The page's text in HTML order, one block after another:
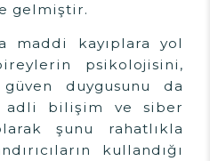
gelmiştir.
maddi kayıplara yol
psikolojisini,
duygusunu da
adli bilişim ve siber
şunu rahatlıkla
kullandığı